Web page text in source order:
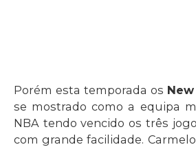
Porém esta temporada os
se mostrado como a equipa
NBA tendo vencido os três
com grande facilidade.